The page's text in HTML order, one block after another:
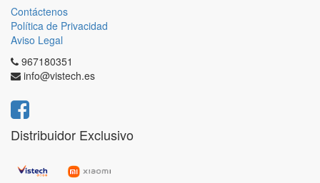
Contáctenos
Política de Privacidad
Aviso Legal
967180351
info@vistech.es
Distribuidor Exclusivo